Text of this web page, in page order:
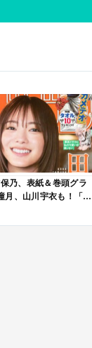
乃、表紙＆巻頭グラ
月、山川宇衣も！「週
4/28発売！